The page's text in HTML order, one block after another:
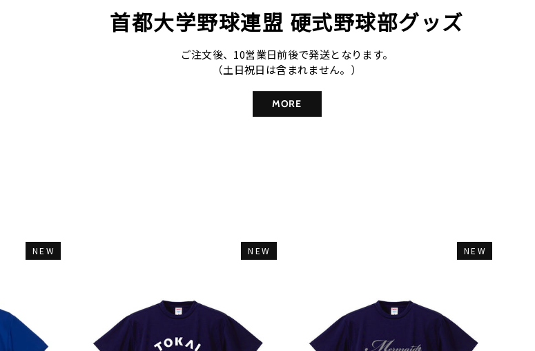
首都大学野球連盟 硬式野球部グッズ
ご注文後、10営業日前後で発送となります。
（土日祝日は含まれません。）
MORE
NEW NEW NEW